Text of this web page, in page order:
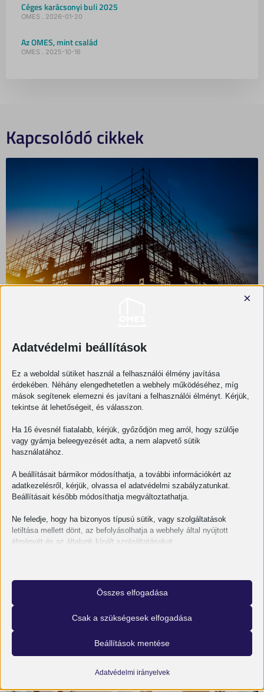
Céges karácsonyi buli 2025
OMES 2026-01-20
Az OMES, mint család
OMES 2025-10-16
Kapcsolódó cikkek
Milyen projektekhez érdemes mérnöki
támogatást igénybe venni?
OMES 2026-08-06
Hogyan lesz egy ipari beruházásból működő
Adatvédelmi beállítások
×
Ez a weboldal sütiket használ a felhasználói élmény javítása
érdekében. Néhány elengedhetetlen a webhely működéséhez, míg
mások segítenek elemezni és javítani a felhasználói élményt. Kérjük,
tekintse át lehetőségeit, és válasszon.
Ha 16 évesnél fiatalabb, kérjük, győződjön meg arról, hogy szülője
vagy gyámja beleegyezését adta, a nem alapvető sütik
használatához.
A beállításait bármikor módosíthatja, a további információkért az
adatkezelésről, kérjük, olvassa el adatvédelmi szabályzatunkat.
Beállításait később módosíthatja megváltoztathatja.
Ne feledje, hogy ha bizonyos típusú sütik, vagy szolgáltatások
letiltása mellett dönt, az befolyásolhatja a webhely által nyújtott
élményét és az általunk kínált szolgáltatásokat.
Az alapvető sütik és szolgáltatások biztosítják az oldal megfelelő
működéséhez. Ezek a sütik és szolgáltatások a GDPR szerint nem
Részletek megjelenítése
wordpress_test_cookie
A statisztikai sütik és szolgáltatások felhasználási információkat
Összes elfogadása
Csak a szükségesek elfogadása
Beállítások mentése
Adatvédelmi irányelvek